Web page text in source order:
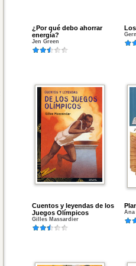
¿Por qué debo ahorrar
energía?
Jen Green
Cuentos y leyendas de los
Juegos Olímpicos
Gilles Massardier
Ana